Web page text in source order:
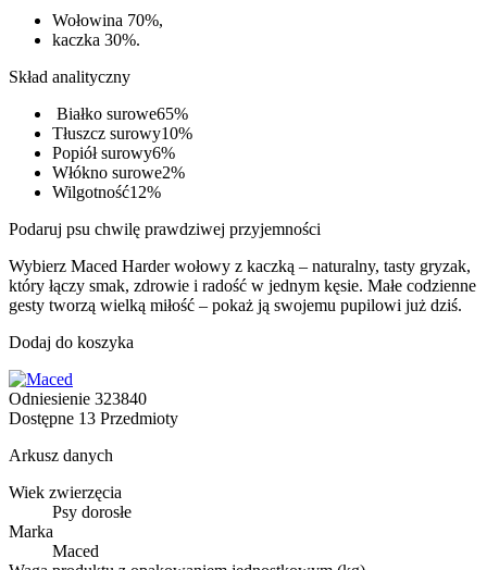
Wołowina 70%,
kaczka 30%.
Skład analityczny
Białko surowe65%
Tłuszcz surowy10%
Popiół surowy6%
Włókno surowe2%
Wilgotność12%
Podaruj psu chwilę prawdziwej przyjemności
Wybierz Maced Harder wołowy z kaczką – naturalny, tasty gryzak,
który łączy smak, zdrowie i radość w jednym kęsie. Małe codzienne
gesty tworzą wielką miłość – pokaż ją swojemu pupilowi już dziś.
Dodaj do koszyka
Odniesienie 323840
Dostępne 13 Przedmioty
Arkusz danych
Wiek zwierzęcia
Psy dorosłe
Marka
Maced